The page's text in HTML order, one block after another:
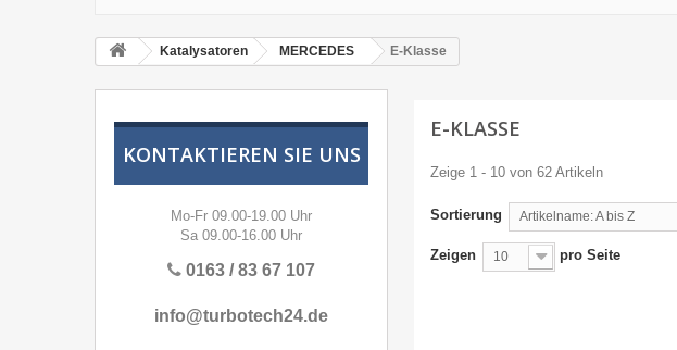
Katalysatoren MERCEDES E-Klasse
KONTAKTIEREN SIE UNS
Mo-Fr 09.00-19.00 Uhr
Sa 09.00-16.00 Uhr
0163 / 83 67 107
info@turbotech24.de
E-KLASSE
Zeige 1 - 10 von 62 Artikeln
Sortierung Artikelname: A bis Z
Zeigen 10 pro Seite